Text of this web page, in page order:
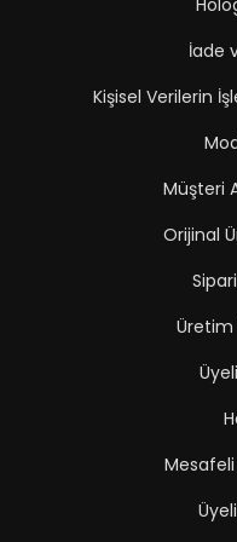
İade
Kişisel Verilerin
Müşteri
Orijinal
Üretim
Mesafeli